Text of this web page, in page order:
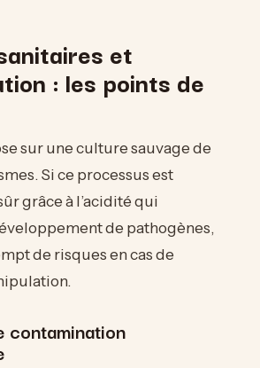
et
: les points de
sur une culture sauvage de
Si ce processus est
grâce à l’acidité qui
de pathogènes,
de risques en cas de
contamination